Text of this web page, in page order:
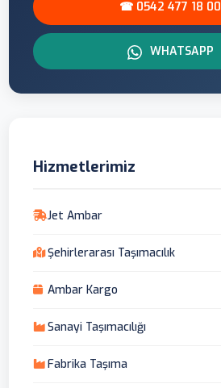
☎ 0542 477 18 00
WHATSAPP
Hizmetlerimiz
Jet Ambar
Şehirlerarası Taşımacılık
Ambar Kargo
Sanayi Taşımacılığı
Fabrika Taşıma